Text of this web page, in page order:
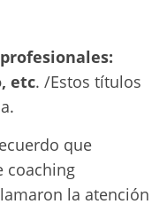
etc. /Estos títulos
que
coaching
la atención